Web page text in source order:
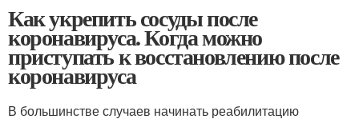
Как укрепить сосуды после
коронавируса. Когда можно
приступать к восстановлению после
коронавируса
В большинстве случаев начинать реабилитацию